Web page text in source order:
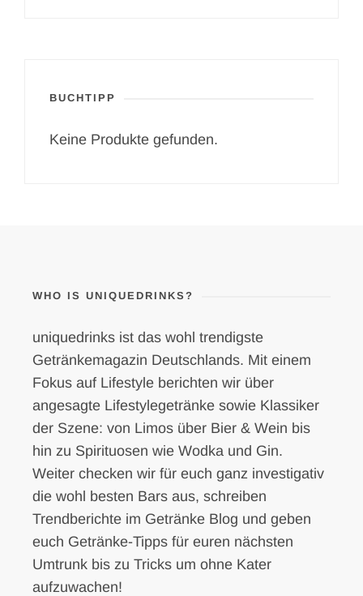
BUCHTIPP
Keine Produkte gefunden.
WHO IS UNIQUEDRINKS?
uniquedrinks ist das wohl trendigste
Getränkemagazin Deutschlands. Mit einem
Fokus auf Lifestyle berichten wir über
angesagte Lifestylegetränke sowie Klassiker
der Szene: von Limos über Bier & Wein bis
hin zu Spirituosen wie Wodka und Gin.
Weiter checken wir für euch ganz investigativ
die wohl besten Bars aus, schreiben
Trendberichte im Getränke Blog und geben
euch Getränke-Tipps für euren nächsten
Umtrunk bis zu Tricks um ohne Kater
aufzuwachen!